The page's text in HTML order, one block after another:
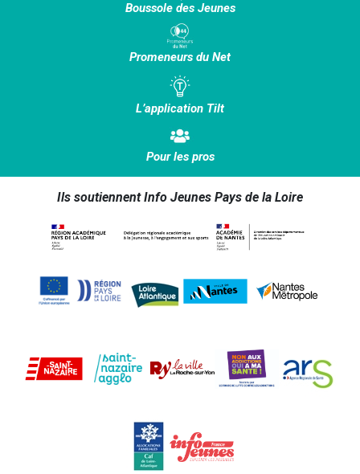
Boussole des Jeunes
Promeneurs du Net
L’application Tilt
Pour les pros
Ils soutiennent Info Jeunes Pays de la Loire